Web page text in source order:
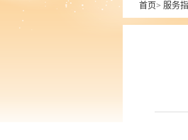
首页> 服务